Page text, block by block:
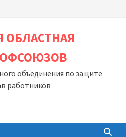
ОБЛАСТНАЯ
объединения по защите
работников